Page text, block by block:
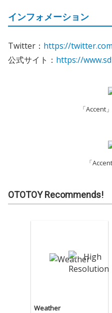
インフォメーション
Twitter： https://
公式サイト： https://
「Accent
「
OTOTOY Recommends!
Weather